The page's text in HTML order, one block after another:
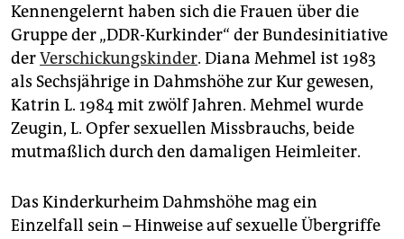
Kennengelernt haben sich die Frauen über die
Gruppe der „DDR-Kurkinder“ der Bundesinitiative
derVerschickungskinder. Diana Mehmel ist 1983
als Sechsjährige in Dahmshöhe zur Kur gewesen,
Katrin L. 1984 mit zwölf Jahren. Mehmel wurde
Zeugin, L. Opfer sexuellen Missbrauchs, beide
mutmaßlich durch den damaligen Heimleiter.
Das Kinderkurheim Dahmshöhe mag ein
Einzelfall sein – Hinweise auf sexuelle Übergriffe